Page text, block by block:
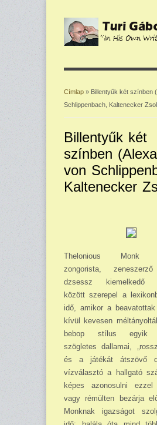
Jelenlegi hely
Címlap » Billentyűk két színben
Schlippenbach, Kaltenecker
Billentyűk két
színben
von
Kaltenecker
Thelonious Monk
zongorista,
dzsessz kiemelkedő
között szerepel a
idő, amikor a
kívül kevesen
bebop stílus egyik
szögletes dallamai,
és a játékát átszövő
vízválasztó a hallgató
képes azonosulni
vagy rémülten bezárja
Monknak igazságot